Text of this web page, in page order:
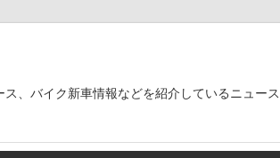
、バイク新車情報などを紹介しているニュース